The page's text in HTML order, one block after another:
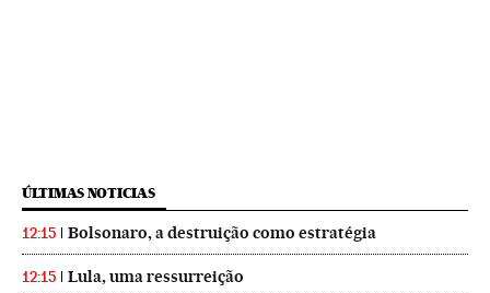
ÚLTIMAS NOTICIAS
12:15 Bolsonaro, a destruição como estratégia
12:15 Lula, uma ressurreição